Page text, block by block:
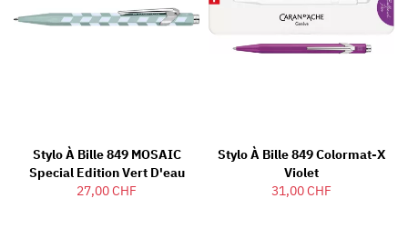
Stylo À Bille 849 MOSAIC
Special Edition Vert D'eau
27,00 CHF
Stylo À Bille 849 Colormat-X
Violet
31,00 CHF